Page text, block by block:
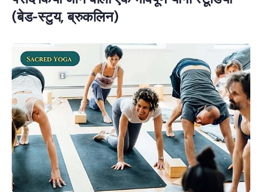
(बेड-स्टुय, ब्रुकलिन)